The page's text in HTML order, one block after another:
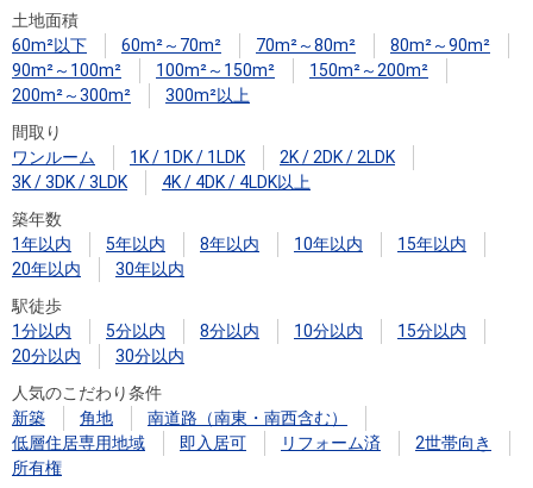
土地面積
60m²以下
60m²～70m² 70m²～80m²
80m²～90m²
90m²～100m²
100m²～150m²
150m²～200m²
200m²～300m²
300m²以上
間取り
ワンルーム
1K / 1DK / 1LDK
2K / 2DK / 2LDK
3K / 3DK / 3LDK
4K / 4DK / 4LDK以上
築年数
1年以内
5年以内 8年以内 10年以内
15年以内
20年以内
30年以内
駅徒歩
1分以内
5分以内 8分以内 10分以内
15分以内
20分以内
30分以内
人気のこだわり条件
新築
角地
南道路（南東・南西含む）
低層住居専用地域
即入居可 リフォーム済
2世帯向き
所有権